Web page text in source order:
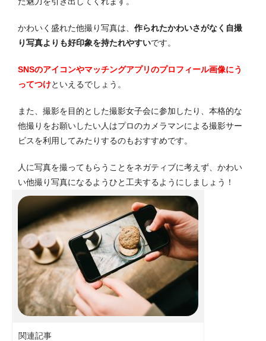
かわいく盛れた他撮り写真は、 作られたかわいさがなく自撮
り写真よりも好印象を持たれやすいです。
SNSのアイコンやマッチングアプリのプロフィール画像にう
ってつけといえるでしょう。
また、撮影を目的とした撮影女子会に参加したり、本格的な
他撮りをお願いしたい人はプロのカメラマンによる撮影サー
ビスを利用してみたりするのもおすすめです。
人に写真を撮ってもらうことをネガティブに考えず、かわい
い他撮り写真になるようひと工夫するようにしましょう！
関連記事